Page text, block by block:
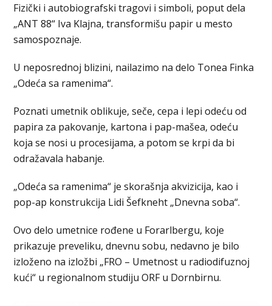
Fizički i autobiografski tragovi i simboli, poput dela
„ANT 88“ Iva Klajna, transformišu papir u mesto
samospoznaje.
U neposrednoj blizini, nailazimo na delo Tonea Finka
„Odeća sa ramenima“.
Poznati umetnik oblikuje, seče, cepa i lepi odeću od
papira za pakovanje, kartona i pap-mašea, odeću
koja se nosi u procesijama, a potom se krpi da bi
odražavala habanje.
„Odeća sa ramenima“ je skorašnja akvizicija, kao i
pop-ap konstrukcija Lidi Šefkneht „Dnevna soba“.
Ovo delo umetnice rođene u Forarlbergu, koje
prikazuje preveliku, dnevnu sobu, nedavno je bilo
izloženo na izložbi „FRO – Umetnost u radiodifuznoj
kući“ u regionalnom studiju ORF u Dornbirnu.